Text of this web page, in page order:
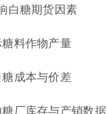
白糖期货因素
料作物产量
成本与价差
厂库存与产销数据